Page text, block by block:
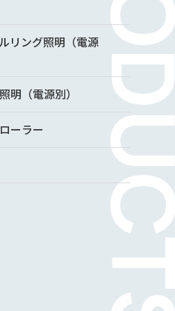
リング照明（電源
明（電源別）
ーラー